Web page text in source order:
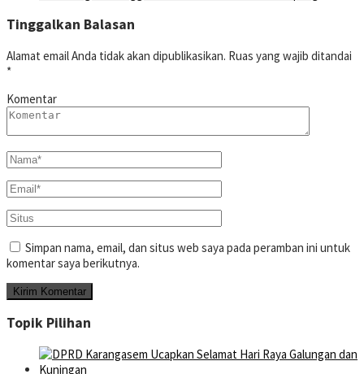
Tinggalkan Balasan
Alamat email Anda tidak akan dipublikasikan. Ruas yang wajib ditandai
*
Komentar
Simpan nama, email, dan situs web saya pada peramban ini untuk
komentar saya berikutnya.
Topik Pilihan